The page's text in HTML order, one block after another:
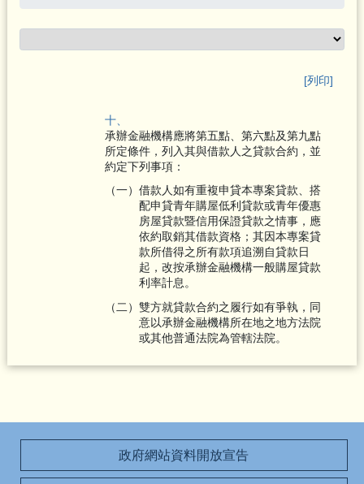
[列印]
十、
承辦金融機構應將第五點、第六點及第九點
所定條件，列入其與借款人之貸款合約，並
約定下列事項：
（一）借款人如有重複申貸本專案貸款、搭
配申貸青年購屋低利貸款或青年優惠
房屋貸款暨信用保證貸款之情事，應
依約取銷其借款資格；其因本專案貸
款所借得之所有款項追溯自貸款日
起，改按承辦金融機構一般購屋貸款
利率計息。
（二）雙方就貸款合約之履行如有爭執，同
意以承辦金融機構所在地之地方法院
或其他普通法院為管轄法院。
政府網站資料開放宣告